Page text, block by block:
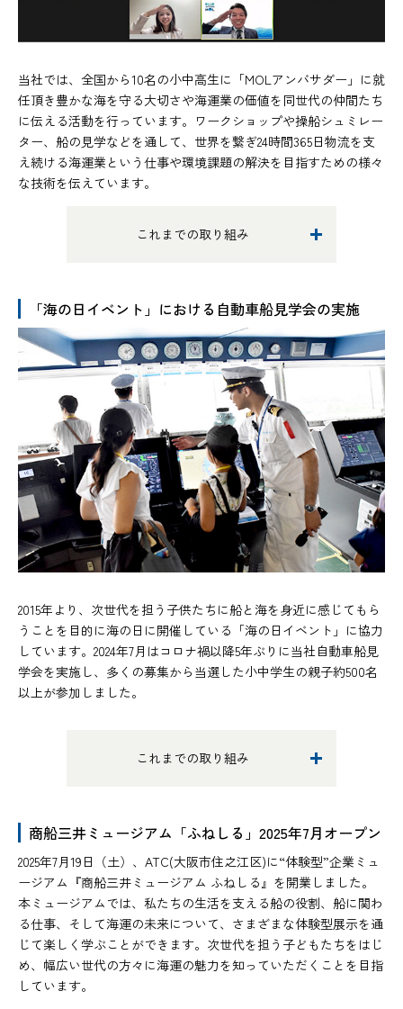
当社では、全国から10名の小中高生に「MOLアンバサダー」に就
任頂き豊かな海を守る大切さや海運業の価値を同世代の仲間たち
に伝える活動を行っています。ワークショップや操船シュミレー
ター、船の見学などを通して、世界を繋ぎ24時間365日物流を支
え続ける海運業という仕事や環境課題の解決を目指すための様々
な技術を伝えています。
これまでの取り組み
「海の日イベント」における自動車船見学会の実施
2015年より、次世代を担う子供たちに船と海を身近に感じてもら
うことを目的に海の日に開催している「海の日イベント」に協力
しています。2024年7月はコロナ禍以降5年ぶりに当社自動車船見
学会を実施し、多くの募集から当選した小中学生の親子約500名
以上が参加しました。
これまでの取り組み
商船三井ミュージアム「ふねしる」2025年7月オープン
2025年7月19日（土）、ATC(大阪市住之江区)に“体験型”企業ミュ
ージアム『商船三井ミュージアム ふねしる』を開業しました。
本ミュージアムでは、私たちの生活を支える船の役割、船に関わ
る仕事、そして海運の未来について、さまざまな体験型展示を通
じて楽しく学ぶことができます。次世代を担う子どもたちをはじ
め、幅広い世代の方々に海運の魅力を知っていただくことを目指
しています。